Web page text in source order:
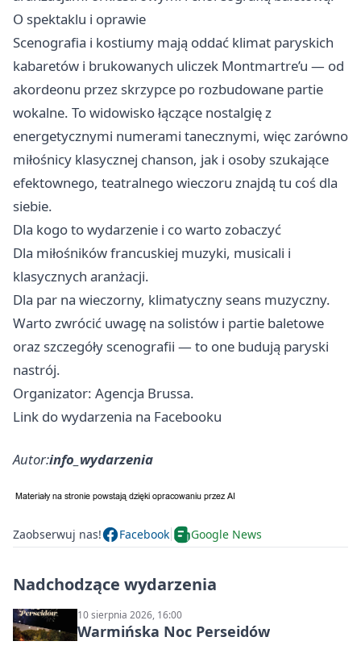
O spektaklu i oprawie
Scenografia i kostiumy mają oddać klimat paryskich
kabaretów i brukowanych uliczek Montmartre’u — od
akordeonu przez skrzypce po rozbudowane partie
wokalne. To widowisko łączące nostalgię z
energetycznymi numerami tanecznymi, więc zarówno
miłośnicy klasycznej chanson, jak i osoby szukające
efektownego, teatralnego wieczoru znajdą tu coś dla
siebie.
Dla kogo to wydarzenie i co warto zobaczyć
Dla miłośników francuskiej muzyki, musicali i
klasycznych aranżacji.
Dla par na wieczorny, klimatyczny seans muzyczny.
Warto zwrócić uwagę na solistów i partie baletowe
oraz szczegóły scenografii — to one budują paryski
nastrój.
Organizator: Agencja Brussa.
Link do wydarzenia na Facebooku
Autor:info_wydarzenia
Zaobserwuj nas! Facebook Google News
Nadchodzące wydarzenia
10 sierpnia 2026, 16:00
Warmińska Noc Perseidów